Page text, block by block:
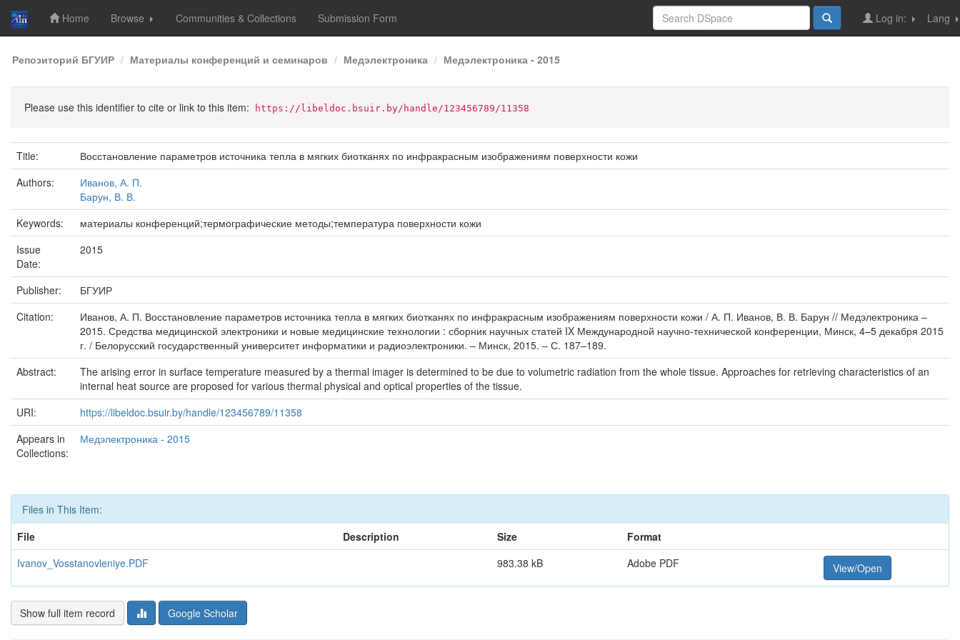
Skip
navigation
Home Browse Communities & Collections Submission Form Lang
Log in:
Репозиторий БГУИР Материалы конференций и семинаров Медэлектроника Медэлектроника - 2015
Please use this identifier to cite or link to this item: https://libeldoc.bsuir.by/handle/123456789/11358
Title:
Восстановление параметров источника тепла в мягких биотканях по инфракрасным изображениям поверхности кожи
Authors:
Иванов, А. П.
Барун, В. В.
Keywords:
материалы конференций;термографические методы;температура поверхности кожи
Issue
Date:
2015
Publisher:
БГУИР
Citation:
Иванов, А. П. Восстановление параметров источника тепла в мягких биотканях по инфракрасным изображениям поверхности кожи / А. П. Иванов, В. В. Барун // Медэлектроника –
2015. Средства медицинской электроники и новые медицинские технологии : сборник научных статей IX Международной научно-технической конференции, Минск, 4–5 декабря 2015
г. / Белорусский государственный университет информатики и радиоэлектроники. – Минск, 2015. – С. 187–189.
Abstract:
The arising error in surface temperature measured by a thermal imager is determined to be due to volumetric radiation from the whole tissue. Approaches for retrieving characteristics of an
internal heat source are proposed for various thermal physical and optical properties of the tissue.
URI:
https://libeldoc.bsuir.by/handle/123456789/11358
Appears in
Collections:
Медэлектроника - 2015
Files in This Item:
File
Description Size
Format
Ivanov_Vosstanovleniye.PDF
983.38 kB Adobe PDF View/Open
Show full item record Google Scholar